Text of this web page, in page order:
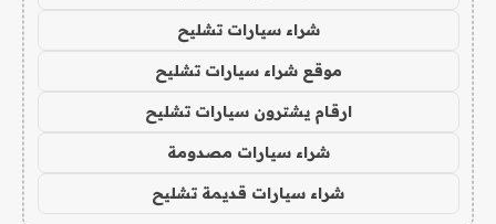
شراء سيارات تشليح
موقع شراء سيارات تشليح
ارقام يشترون سيارات تشليح
شراء سيارات مصدومة
شراء سيارات قديمة تشليح